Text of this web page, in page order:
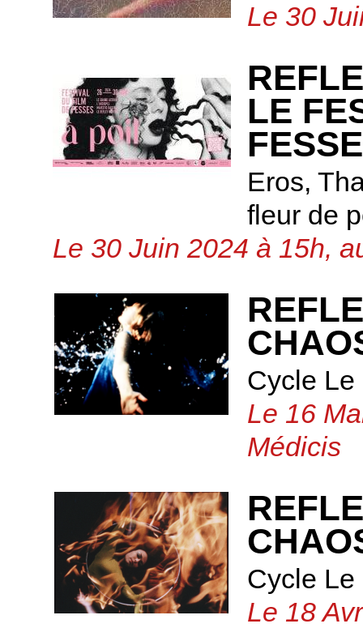
Le 30
LE
Eros,
fleur de
Le 30 Juin 2024 à 15h,
Cycle
Le 16
Médicis
Cycle
Le 18